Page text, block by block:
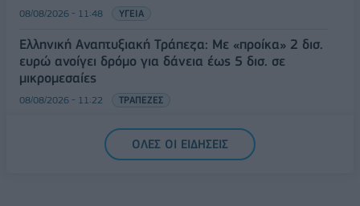
08/08/2026 - 11:48 ΥΓΕΙΑ
Ελληνική Αναπτυξιακή Τράπεζα: Με «προίκα» 2 δισ.
ευρώ ανοίγει δρόμο για δάνεια έως 5 δισ. σε
μικρομεσαίες
08/08/2026 - 11:22 ΤΡΑΠΕΖΕΣ
5G παντού, 6G στον ορίζοντα: Πού βρίσκεται η
Ελλάδα στη μεγάλη τεχνολογική μετάβαση
ΟΛΕΣ ΟΙ ΕΙΔΗΣΕΙΣ